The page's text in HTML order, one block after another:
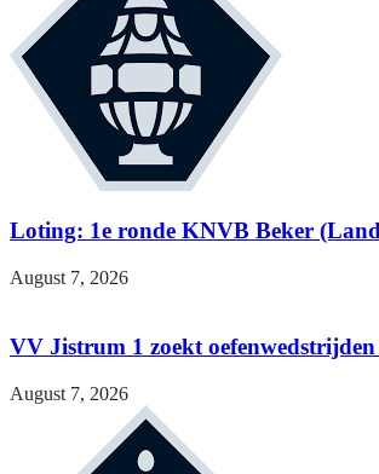
Loting: 1e ronde KNVB Beker
August 7, 2026
VV Jistrum 1 zoekt oefenwedstrijden
August 7, 2026